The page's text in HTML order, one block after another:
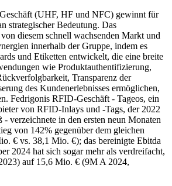
(UHF, HF und NFC) gewinnt für
strategischer Bedeutung. Das
diesem schnell wachsenden Markt und
innerhalb der Gruppe, indem es
und Etiketten entwickelt, die eine breite
wie Produktauthentifizierung,
Transparenz der
des Kundenerlebnisses ermöglichen,
Fedrigonis RFID-Geschäft - Tageos, ein
von RFID-Inlays und -Tags, der 2022
- verzeichnete in den ersten neun Monaten
von 142% gegenüber dem gleichen
€ vs. 38,1 Mio. €); das bereinigte Ebitda
2024 hat sich sogar mehr als verdreifacht,
auf 15,6 Mio. € (9M A 2024,